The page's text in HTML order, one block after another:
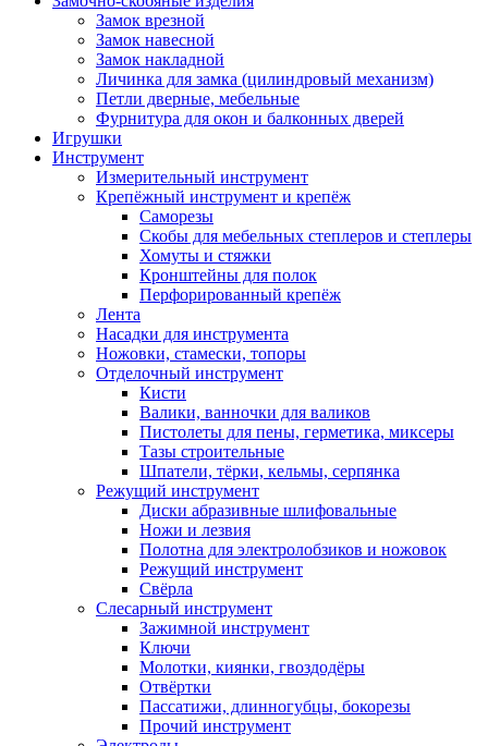
Замок врезной
Замок навесной
Замок накладной
Личинка для замка (цилиндровый механизм)
Петли дверные, мебельные
Фурнитура для окон и балконных дверей
Игрушки
Инструмент
Измерительный инструмент
Крепёжный инструмент и крепёж
Саморезы
Скобы для мебельных степлеров и степлеры
Хомуты и стяжки
Кронштейны для полок
Перфорированный крепёж
Лента
Насадки для инструмента
Ножовки, стамески, топоры
Отделочный инструмент
Кисти
Валики, ванночки для валиков
Пистолеты для пены, герметика, миксеры
Тазы строительные
Шпатели, тёрки, кельмы, серпянка
Режущий инструмент
Диски абразивные шлифовальные
Ножи и лезвия
Полотна для электролобзиков и ножовок
Режущий инструмент
Свёрла
Слесарный инструмент
Зажимной инструмент
Ключи
Молотки, киянки, гвоздодёры
Отвёртки
Пассатижи, длинногубцы, бокорезы
Прочий инструмент